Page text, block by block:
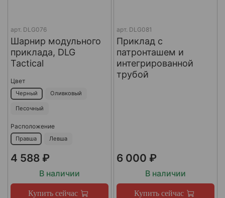
арт. DLG076
Шарнир модульного
приклада, DLG
Tactical
Цвет
Черный Оливковый
Песочный
Расположение
Правша Левша
4 588 ₽
В наличии
Купить сейчас
арт. DLG081
Приклад с
патронташем и
интегрированной
трубой
6 000 ₽
В наличии
Купить сейчас